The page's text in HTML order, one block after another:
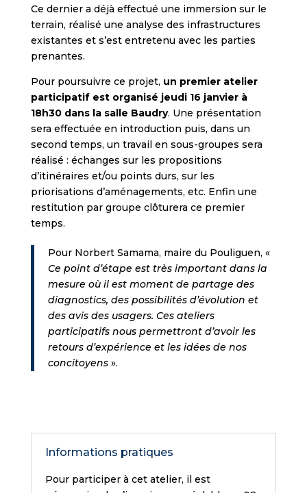
Ce dernier a déjà effectué une immersion sur le
terrain, réalisé une analyse des infrastructures
existantes et s’est entretenu avec les parties
prenantes.
Pour poursuivre ce projet, un premier atelier
participatif est organisé jeudi 16 janvier à
18h30 dans la salle Baudry. Une présentation
sera effectuée en introduction puis, dans un
second temps, un travail en sous-groupes sera
réalisé : échanges sur les propositions
d’itinéraires et/ou points durs, sur les
priorisations d’aménagements, etc. Enfin une
restitution par groupe clôturera ce premier
temps.
Pour Norbert Samama, maire du Pouliguen, «
Ce point d’étape est très important dans la
mesure où il est moment de partage des
diagnostics, des possibilités d’évolution et
des avis des usagers. Ces ateliers
participatifs nous permettront d’avoir les
retours d’expérience et les idées de nos
concitoyens».
Informations pratiques
Pour participer à cet atelier, il est